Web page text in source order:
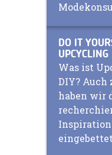
DO IT
UPCYCLING
Was ist
DIY? Auch
haben wir